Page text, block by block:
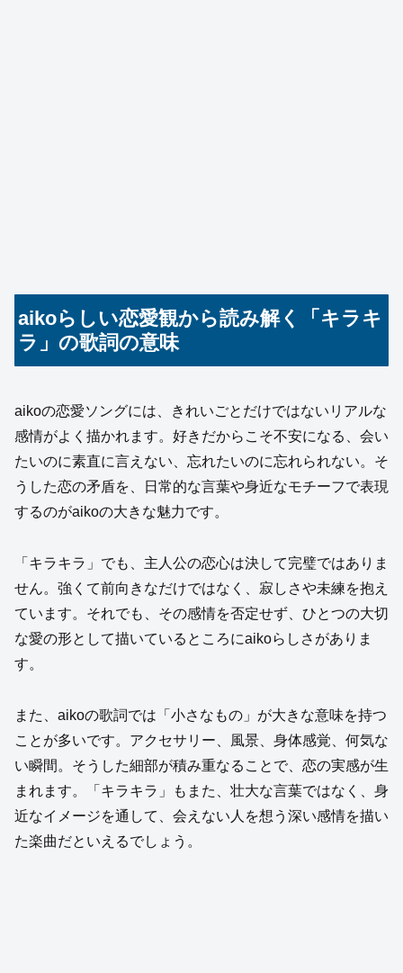
aikoらしい恋愛観から読み解く「キラキ
ラ」の歌詞の意味
aikoの恋愛ソングには、きれいごとだけではないリアルな
感情がよく描かれます。好きだからこそ不安になる、会い
たいのに素直に言えない、忘れたいのに忘れられない。そ
うした恋の矛盾を、日常的な言葉や身近なモチーフで表現
するのがaikoの大きな魅力です。
「キラキラ」でも、主人公の恋心は決して完璧ではありま
せん。強くて前向きなだけではなく、寂しさや未練を抱え
ています。それでも、その感情を否定せず、ひとつの大切
な愛の形として描いているところにaikoらしさがありま
す。
また、aikoの歌詞では「小さなもの」が大きな意味を持つ
ことが多いです。アクセサリー、風景、身体感覚、何気な
い瞬間。そうした細部が積み重なることで、恋の実感が生
まれます。「キラキラ」もまた、壮大な言葉ではなく、身
近なイメージを通して、会えない人を想う深い感情を描い
た楽曲だといえるでしょう。